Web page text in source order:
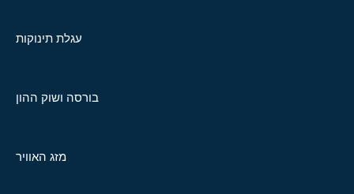
עגלת תינוקות
בורסה ושוק ההון
מזג האוויר